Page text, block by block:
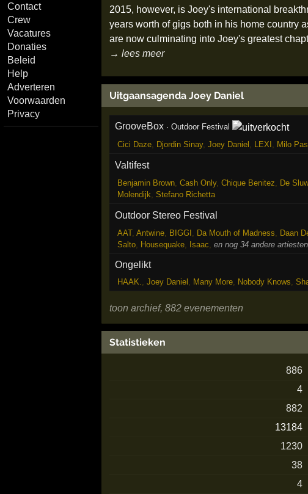
Contact
Crew
Vacatures
Donaties
Beleid
Help
Adverteren
Voorwaarden
Privacy
2015, however, is Joey's international
years worth of gigs both in his home country
are now culminating into Joey's greatest
→ lees meer
Uitgaansagenda Joey Daniel
GrooveBox ·Outdoor Festival
Cici Daze, Djordin Sinay, Joey Daniel LEXI Milo
Valtifest
Benjamin Brown, Cash Only, Chique Benitez De
Molendijk Stefano Richetta
Outdoor Stereo Festival
AAT, Antwine, BIGGI Da Mouth of Madness Daan
Salto, Housequake, Isaac en nog 34 andere
Ongelikt
HAAK. Joey Daniel Many More, Nobody Knows
toon archief, 882 evenementen
Statistieken
886
4
882
13184
1230
38
4